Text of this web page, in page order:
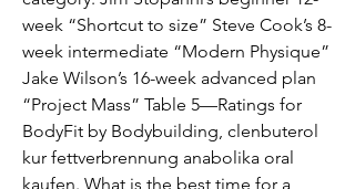
week “Shortcut to size” Steve Cook’s 8-
week intermediate “Modern Physique”
Jake Wilson’s 16-week advanced plan
“Project Mass” Table 5—Ratings for
BodyFit by Bodybuilding, clenbuterol
kur fettverbrennung anabolika oral
kaufen. What is the best time for a